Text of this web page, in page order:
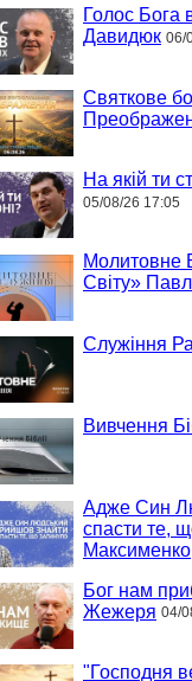
Голос Бога
Давидюк 06/
Святкове
На якій ти
05/08/26 17:05
Молитовне
Світу»
Служіння
Вивчення
Адже Син
спасти те,
Максименко
Бог нам
Жежеря 04/
"Господня